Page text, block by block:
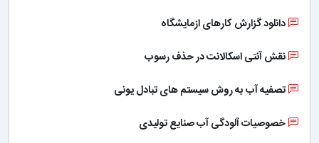
دانلود گزارش کارهای ازمایشگاه
نقش آنتی اسکالانت در حذف رسوب
تصفیه آب به روش سیستم های تبادل یونی
خصوصیات آلودگی آب صنایع تولیدی